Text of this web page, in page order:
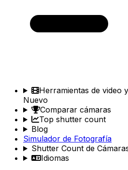
Herramientas de video
Nuevo
Comparar cámaras
Top shutter count
Blog
Simulador de Fotografía
Shutter Count de
Idiomas